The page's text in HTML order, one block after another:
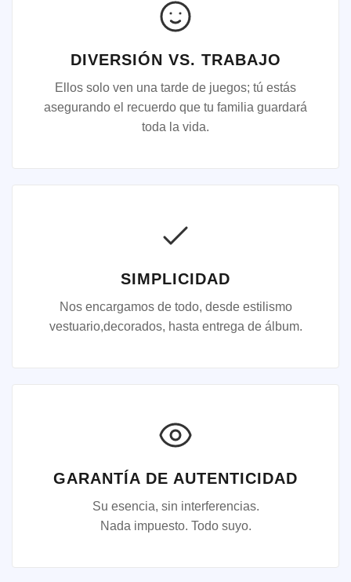
DIVERSIÓN VS. TRABAJO
Ellos solo ven una tarde de juegos; tú estás
asegurando el recuerdo que tu familia guardará
toda la vida.
SIMPLICIDAD
Nos encargamos de todo, desde estilismo
vestuario,decorados, hasta entrega de álbum.
GARANTÍA DE AUTENTICIDAD
Su esencia, sin interferencias.
Nada impuesto. Todo suyo.